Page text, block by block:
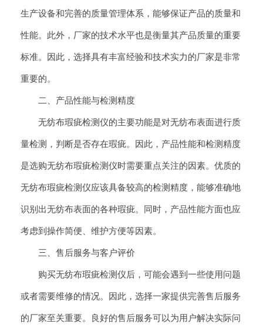
生产设备和完善的质量管理体系，能够保证产品的质量和
性能。此外，厂家的技术水平也是衡量其产品质量的重要
标准。因此，选择具有丰富经验和技术实力的厂家是非常
重要的。
二、产品性能与检测精度
无纺布瑕疵检测仪的主要功能是对无纺布表面进行质
量检测，判断是否存在瑕疵。因此，产品性能和检测精度
是选购无纺布瑕疵检测仪时需要重点关注的因素。优质的
无纺布瑕疵检测仪应该具备较高的检测精度，能够准确地
识别出无纺布表面的各种瑕疵。同时，产品性能方面也应
考虑到操作简便、维护方便等因素。
三、售后服务与客户评价
购买无纺布瑕疵检测仪后，可能会遇到一些使用问题
或者需要维修的情况。因此，选择一家提供完善售后服务
的厂家至关重要。良好的售后服务可以为用户解决实际问